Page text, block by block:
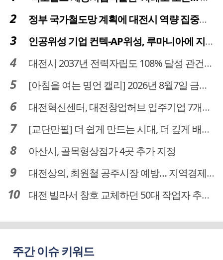
정부 국가철도망 계획에 대전시 역량 집중해야
인공위성 기업 컨텍-AP위성, 루마니아에 지상국 시스템 전수
대전시 2037년 전력자립도 108% 달성 관건은 '주민 수용성'
[아침을 여는 명언 캘리] 2026년 8월7일 금요일
대전혁신센터, 대전창업허브 입주기업 7개사 모집
[교단만필] 더 쉽게 만드는 시대, 더 깊게 배우는 교육
아산시, 골목형상점가 4곳 추가 지정
대전상의, 최원철 공주시장 예방… 지역경제 협력방안 논의
대전 빌라서 창호 교체하던 50대 작업자 추락해 숨져
주간 이슈 키워드